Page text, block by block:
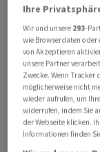
US-
Geleitschutz
unter
glaube, dass
einer
wird, sobald es
dem SenderSky
Ihre
Wir und unsere 293-
wie Browserdaten oder
von Akzeptieren
unsere Partner
Zwecke. Wenn
möglicherweise nicht
wieder aufrufen, um
widerrufen, indem Sie
der Webseite klicken.
Informationen finden